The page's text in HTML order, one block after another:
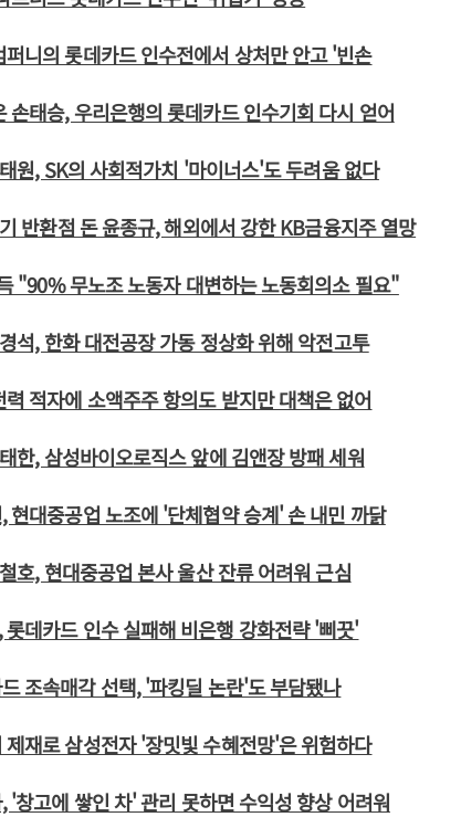
니의 롯데카드 인수전에서 상처만 안고 '빈손
태승, 우리은행의 롯데카드 인수기회 다시 얻어
, SK의 사회적가치 '마이너스'도 두려움 없다
반환점 돈 윤종규, 해외에서 강한 KB금융지주 열망
"90% 무노조 노동자 대변하는 노동회의소 필요"
, 한화 대전공장 가동 정상화 위해 악전고투
적자에 소액주주 항의도 받지만 대책은 없어
, 삼성바이오로직스 앞에 김앤장 방패 세워
대중공업 노조에 '단체협약 승계' 손 내민 까닭
, 현대중공업 본사 울산 잔류 어려워 근심
데카드 인수 실패해 비은행 강화전략 '삐끗'
조속매각 선택, '파킹딜 논란'도 부담됐나
재로 삼성전자 '장밋빛 수혜전망'은 위험하다
창고에 쌓인 차' 관리 못하면 수익성 향상 어려워